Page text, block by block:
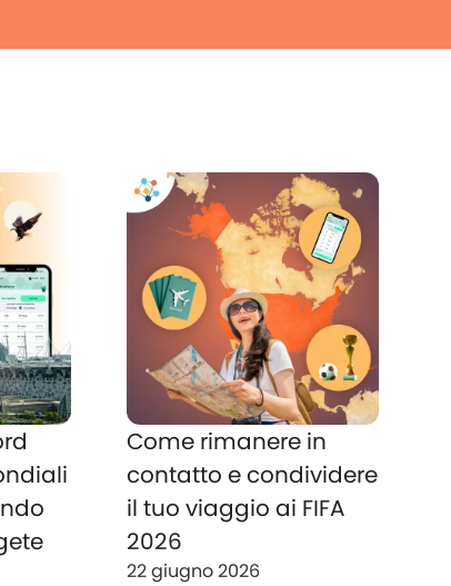
Come rimanere in
contatto e condividere
il tuo viaggio ai FIFA
2026
22 giugno 2026